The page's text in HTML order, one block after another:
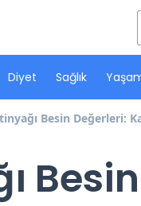
Diyet Sağlık
Besin Değerleri: